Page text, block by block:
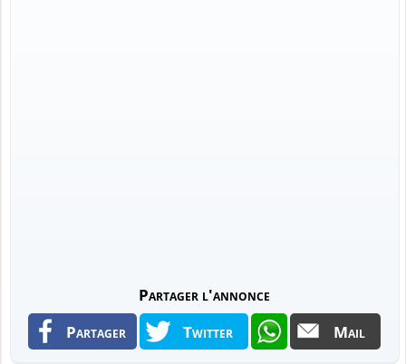
Partager l'annonce
Partager Twitter Mail